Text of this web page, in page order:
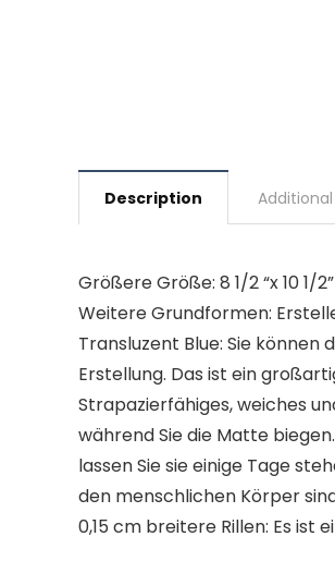
Description
Größere Größe: 8 1/2 “x 10 1/
Weitere Grundformen:
Transluzent Blue: Sie
Erstellung. Das ist ein
Strapazierfähiges, weiches
während Sie die Matte
lassen Sie sie einige Tage
den menschlichen Körper
0,15 cm breitere Rillen: Es ist